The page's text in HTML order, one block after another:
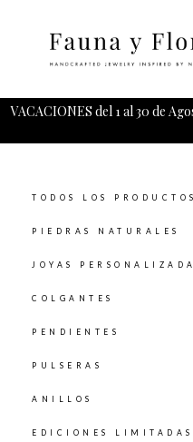
VACACIONES del 1 al 30 de
TODOS LOS PRODUCTOS
PIEDRAS NATURALES
JOYAS
COLGANTES
PENDIENTES
PULSERAS
ANILLOS
EDICIONES LIMITADAS